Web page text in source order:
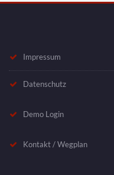
Impressum
Datenschutz
Demo Login
Kontakt / Wegplan